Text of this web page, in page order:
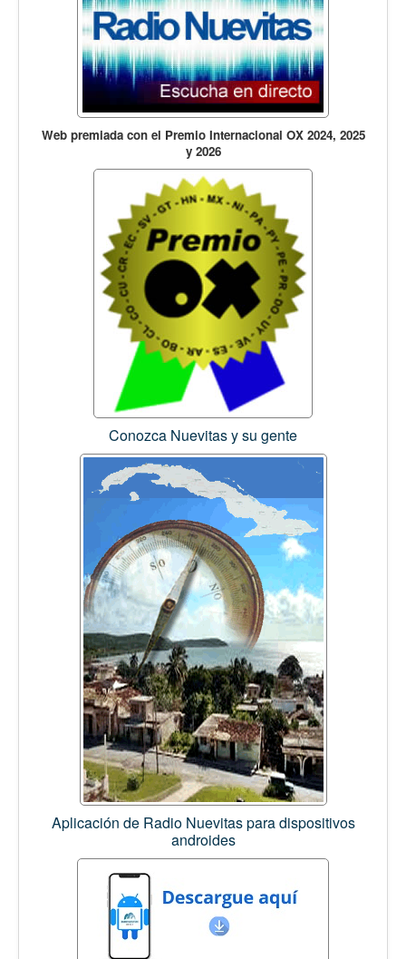
Web premiada con el Premio Internacional OX 2024, 2025
y 2026
Conozca Nuevitas y su gente
Aplicación de Radio Nuevitas para dispositivos
androides